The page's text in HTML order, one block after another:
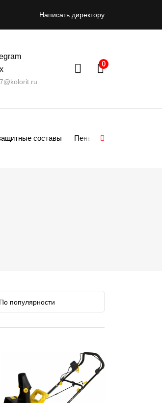
Написать директору
составы Пены